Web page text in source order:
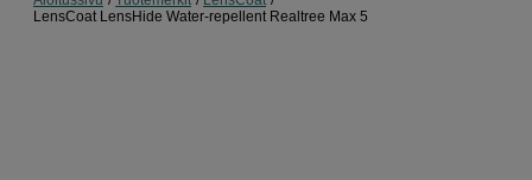
LensCoat LensHide Water-repellent Realtree Max 5